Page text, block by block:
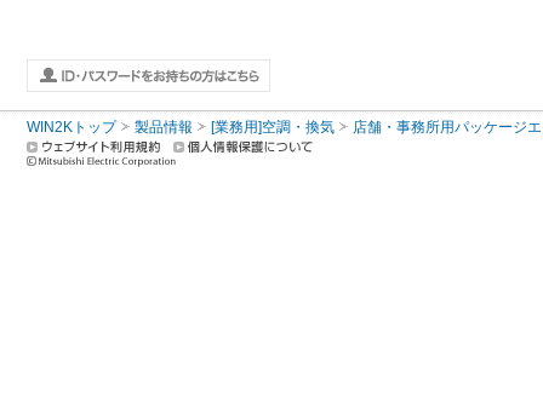
WIN2Kトップ 製品情報 [業務用]空調・換気 店舗・事務所用パッケージ